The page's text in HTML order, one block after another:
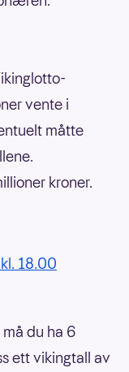
vente i
måtte
kroner.
18.00
du ha 6
ett vikingtall av